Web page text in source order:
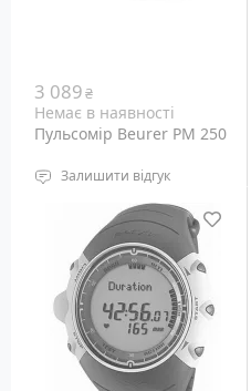
3 089₴
Немає в наявності
Пульсомір Beurer PM 250
Залишити відгук
Функції: вимірювання
частоти серцевих
скорочень, GPS-навігація
Сумісність зі
смартфонами
Захист від водяних
бризок